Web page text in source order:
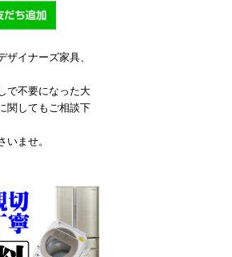
イナーズ家具、
で不要になった大
関してもご相談下
ませ。